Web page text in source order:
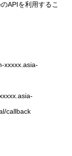
APIを利用するこ
xxxxx.asia-
callback